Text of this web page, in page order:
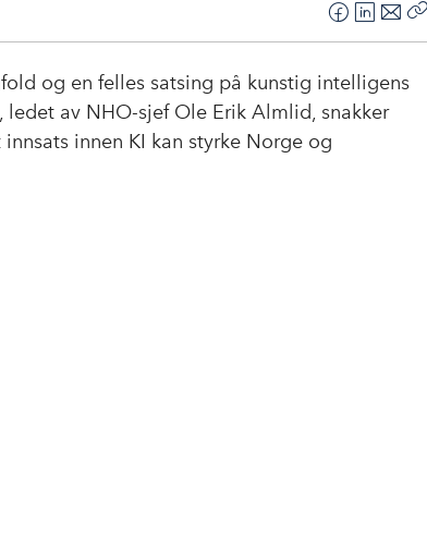
F
a
c
o
L
i
n
k
E
-
p
og en felles satsing på kunstig intelligens
av NHO-sjef Ole Erik Almlid, snakker
innen KI kan styrke Norge og